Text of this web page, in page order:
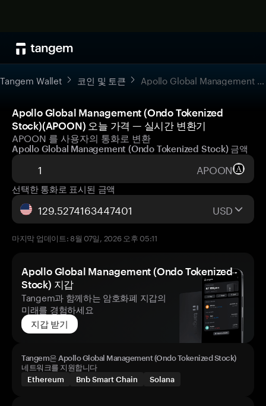
Tangem Wallet 코인 및 토큰 Apollo Global Management (Ondo Tokenized Stock)
Apollo Global Management (Ondo Tokenized
Stock)(APOON) 오늘 가격 — 실시간 변환기
APOON 를 사용자의 통화로 변환
Apollo Global Management (Ondo Tokenized Stock) 금액
APOON
선택한 통화로 표시된 금액
USD
마지막 업데이트: 8월 07일, 2026 오후 05:11
Apollo Global Management (Ondo Tokenized
Stock) 지갑
Tangem과 함께하는 암호화폐 지갑의
미래를 경험하세요
지갑 받기
Tangem은 Apollo Global Management (Ondo Tokenized Stock)
네트워크를 지원합니다
Ethereum
Bnb Smart Chain Solana